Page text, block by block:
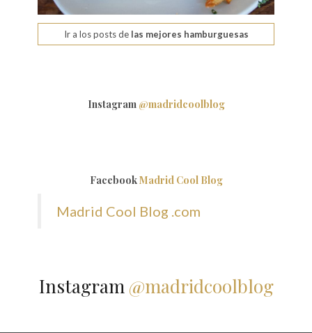
Ir a los posts delas mejores hamburguesas
Instagram @madridcoolblog
FacebookMadrid Cool Blog
Madrid Cool Blog .com
Instagram @madridcoolblog